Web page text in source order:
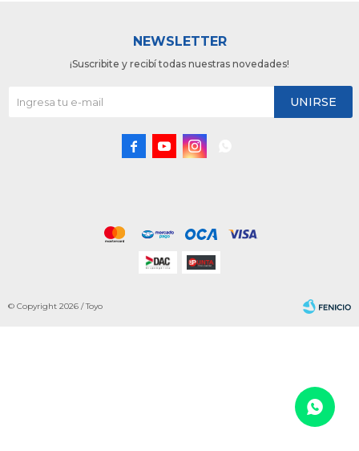
NEWSLETTER
¡Suscribite y recibí todas nuestras novedades!
UNIRSE
  
© Copyright 2026 / Toyo
Fenicio